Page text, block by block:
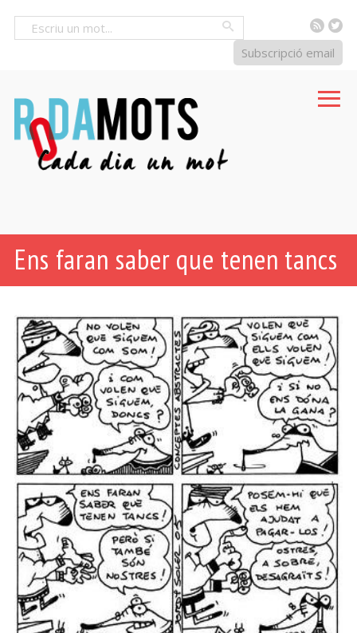
RSS
Subscripció email
Ens faran saber que tenen tancs